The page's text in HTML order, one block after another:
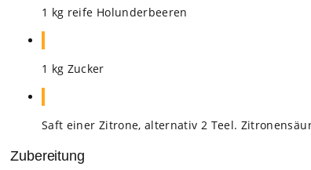
1 kg reife Holun­der­bee­ren
1 kg Zucker
Saft einer Zitrone, alter­na­tiv 2 Teel.
Zubereitung